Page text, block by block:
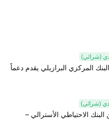
(شرائي)
المركزي البرازيلي يقدم دعماً
(شرائي)
الاحتياطي الأسترالي –